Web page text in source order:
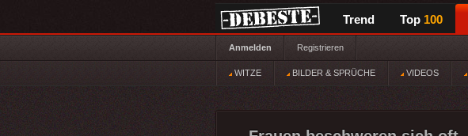
Trend Top 100
Anmelden Registrieren
WITZE BILDER & SPRÜCHE VIDEOS